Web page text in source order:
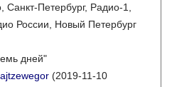
Санкт-Петербург, Радио-1,
России, Новый Петербург
дней"
(2019-11-10